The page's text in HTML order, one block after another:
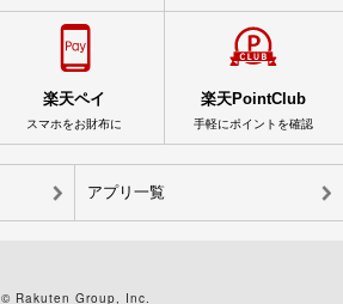
楽天ペイ
スマホをお財布に
楽天PointClub
手軽にポイントを確認
アプリ一覧
© Rakuten Group, Inc.